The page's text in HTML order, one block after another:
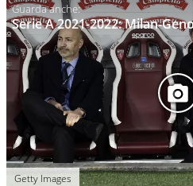
Serie A 2021-2022: Milan-
Getty Images